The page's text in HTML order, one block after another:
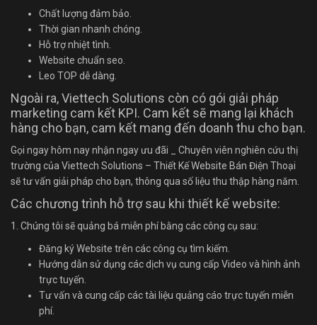
Chất lượng đảm bảo.
Thời gian nhanh chóng.
Hỗ trợ nhiệt tình.
Website chuẩn seo.
Leo TOP dễ dàng.
Ngoài ra, Viettech Solutions còn có gói giải pháp
marketing cam kết KPI. Cam kết sẽ mang lại khách
hàng cho bạn, cam kết mang đến doanh thu cho bạn.
Gọi ngay hôm nay nhận ngay ưu đãi _ Chuyên viên nghiên cứu thị
trường của Viettech Solutions – Thiết Kế Website Bán Điện Thoại
sẽ tư vấn giải pháp cho bạn, thông qua số liệu thu thập hàng năm.
Các chương trình hỗ trợ sau khi thiết kế website:
1. Chúng tôi sẽ quảng bá miễn phí bằng các công cụ sau:
Đăng ký Website trên các công cụ tìm kiếm.
Hướng dẫn sử dụng các dịch vụ cung cấp Video và hình ảnh
trực tuyến.
Tư vấn và cung cấp các tài liệu quảng cáo trực tuyến miễn
phí.